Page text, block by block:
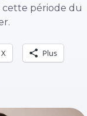
période du
X Plus